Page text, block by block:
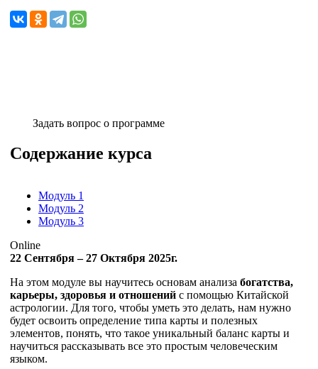
Задать вопрос о программе
Содержание курса
Модуль 1
Модуль 2
Модуль 3
Online
22 Сентября – 27 Октября 2025г.
На этом модуле вы научитесь основам анализа богатства,
карьеры, здоровья и отношений с помощью Китайской
астрологии. Для того, чтобы уметь это делать, нам нужно
будет освоить определение типа карты и полезных
элементов, понять, что такое уникальный баланс карты и
научиться рассказывать все это простым человеческим
языком.